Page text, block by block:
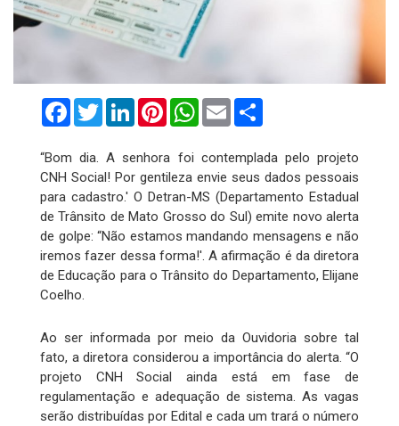
FacebookTwitterLinkedInPinterestWhatsApp
Email
“Bom dia. A senhora foi contemplada pelo projeto
CNH Social! Por gentileza envie seus dados pessoais
para cadastro.' O Detran-MS (Departamento Estadual
de Trânsito de Mato Grosso do Sul) emite novo alerta
de golpe: “Não estamos mandando mensagens e não
iremos fazer dessa forma!'. A afirmação é da diretora
de Educação para o Trânsito do Departamento, Elijane
Coelho.
Ao ser informada por meio da Ouvidoria sobre tal
fato, a diretora considerou a importância do alerta. “O
projeto CNH Social ainda está em fase de
regulamentação e adequação de sistema. As vagas
serão distribuídas por Edital e cada um trará o número